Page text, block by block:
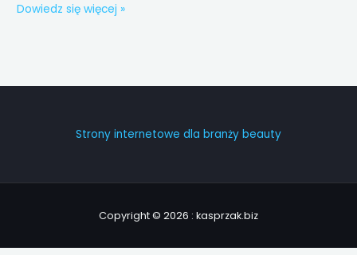
Dowiedz się więcej »
Strony internetowe dla branży beauty
Copyright © 2026 : kasprzak.biz